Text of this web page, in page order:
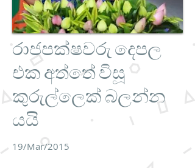
රාජපක්ෂවරු දෙපල
එක අත්තේ විසූ
කුරුල්ලෙක් බලන්න
යයි
19/Mar/2015